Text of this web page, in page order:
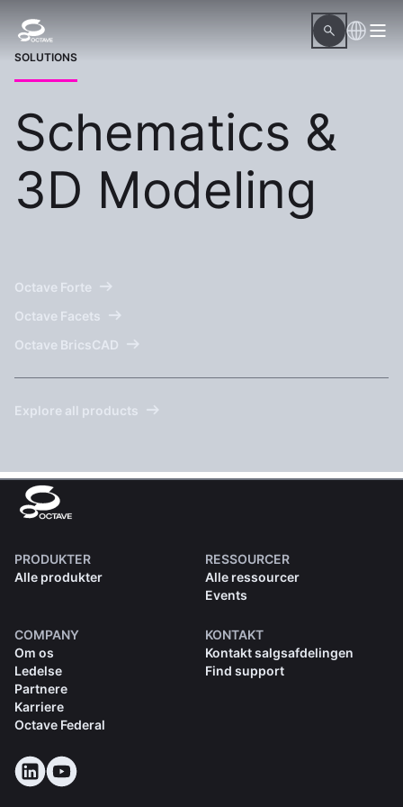
SOLUTIONS
Schematics &
3D Modeling
Octave Forte
Octave Facets
Octave BricsCAD
Explore all products
PRODUKTER
Alle produkter
RESSOURCER
Alle ressourcer
Events
COMPANY
Om os
Ledelse
Partnere
Karriere
Octave Federal
KONTAKT
Kontakt salgsafdelingen
Find support